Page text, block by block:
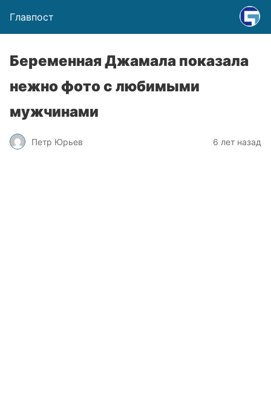
Главпост
Беременная Джамала показала
нежно фото с любимыми
мужчинами
Петр Юрьев 6 лет назад